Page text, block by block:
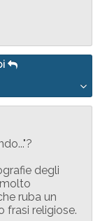
degli
ruba un
frasi religiose.